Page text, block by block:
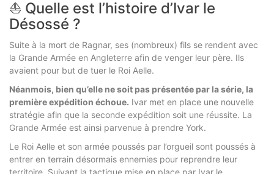
⛵ Quelle est l’histoire d’Ivar le
Désossé ?
Suite à la mort de Ragnar, ses (nombreux) fils se rendent avec
la Grande Armée en Angleterre afin de venger leur père. Ils
avaient pour but de tuer le Roi Aelle.
Néanmois, bien qu’elle ne soit pas présentée par la série, la
première expédition échoue. Ivar met en place une nouvelle
stratégie afin que la seconde expédition soit une réussite. La
Grande Armée est ainsi parvenue à prendre York.
Le Roi Aelle et son armée poussés par l’orgueil sont poussés à
entrer en terrain désormais ennemies pour reprendre leur
territoire. Suivant la tactique mise en place par Ivar le